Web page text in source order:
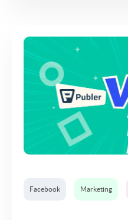
Facebook Marketing